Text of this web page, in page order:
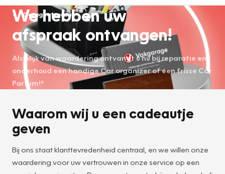
Garageafspraak
We hebben uw
afspraak ontvangen!
Als blijk van waardering ontvangt u nu bij reparatie en
onderhoud een handige Car organizer of een frisse Car
Parfum!*
Waarom wij u een cadeautje
geven
Bij ons staat klanttevredenheid centraal, en we willen onze
waardering voor uw vertrouwen in onze service op een